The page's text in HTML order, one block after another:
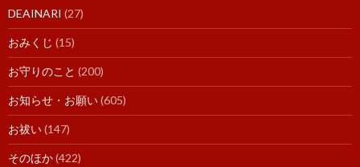
DEAINARI (27)
おみくじ (15)
お守りのこと (200)
お知らせ・お願い(605)
お祓い(147)
そのほか(422)